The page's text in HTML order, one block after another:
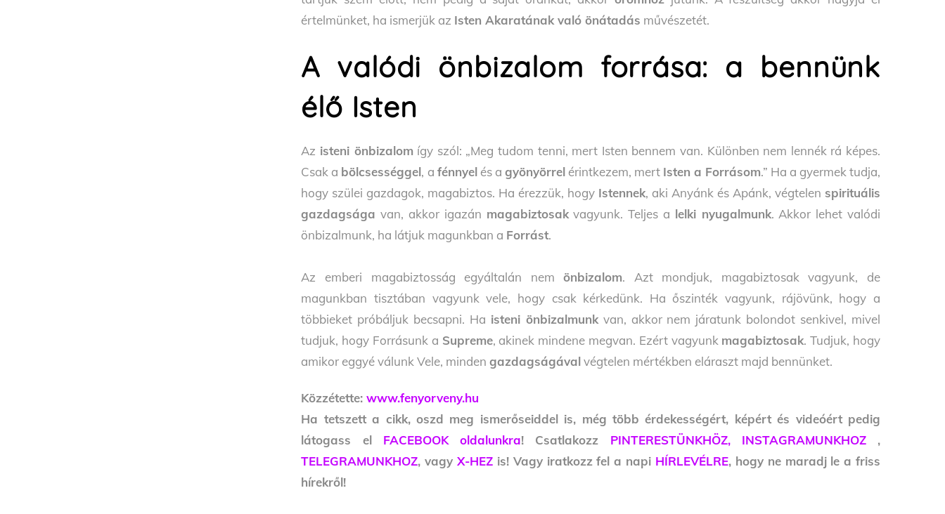
értelmünket, ha ismerjük az Isten Akaratának való önátadás művészetét.
A valódi önbizalom forrása: a bennünk
élő Isten
Az isteni önbizalom így szól: „Meg tudom tenni, mert Isten bennem van. Különben nem lennék rá képes.
Csak a bölcsességgel, a fénnyelés a gyönyörrelérintkezem, mert Isten a Forrásom.” Ha a gyermek tudja,
hogy szülei gazdagok, magabiztos. Ha érezzük, hogy Istennek, aki Anyánk és Apánk, végtelen spirituális
gazdagsága van, akkor igazán magabiztosakvagyunk. Teljes a lelki nyugalmunk. Akkor lehet valódi
önbizalmunk, ha látjuk magunkban a Forrást.
Az emberi magabiztosság egyáltalán nemönbizalom. Azt mondjuk, magabiztosak vagyunk, de
magunkban tisztában vagyunk vele, hogy csak kérkedünk. Ha őszinték vagyunk, rájövünk, hogy a
többieket próbáljuk becsapni. Ha isteni önbizalmunkvan, akkor nem járatunk bolondot senkivel, mivel
tudjuk, hogy Forrásunk a Supreme, akinek mindene megvan. Ezért vagyunk magabiztosak. Tudjuk, hogy
amikor eggyé válunk Vele, mindengazdagságávalvégtelen mértékben eláraszt majd bennünket.
Közzétette:www.fenyorveny.hu
Ha tetszett a cikk, oszd meg ismerőseiddel is, még több érdekességért, képért és videóért pedig
látogass el FACEBOOK oldalunkra! Csatlakozz PINTERESTÜNKHÖZ, INSTAGRAMUNKHOZ,
TELEGRAMUNKHOZ, vagyX-HEZ is! Vagy iratkozz fel a napi HÍRLEVÉLRE, hogy ne maradj le a friss
hírekről!